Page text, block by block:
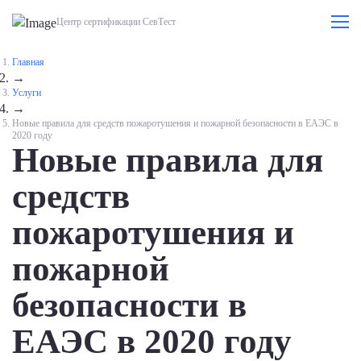
Центр сертификации СевТест
Главная
→
Услуги
→
Новые правила для средств пожаротушения и пожарной безопасности в ЕАЭС в
2020 году
Новые правила для
средств
пожаротушения и
пожарной
безопасности в
ЕАЭС в 2020 году